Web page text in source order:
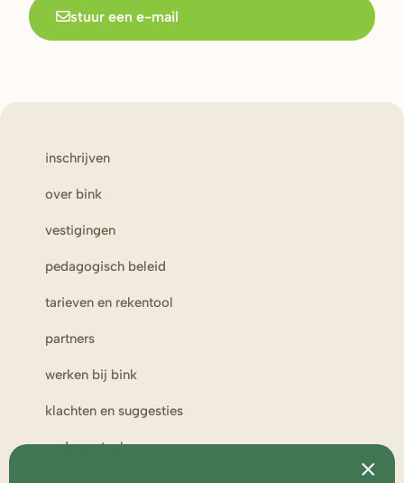
stuur een e-mail
inschrijven
over bink
vestigingen
pedagogisch beleid
tarieven en rekentool
partners
werken bij bink
klachten en suggesties
ouderportaal